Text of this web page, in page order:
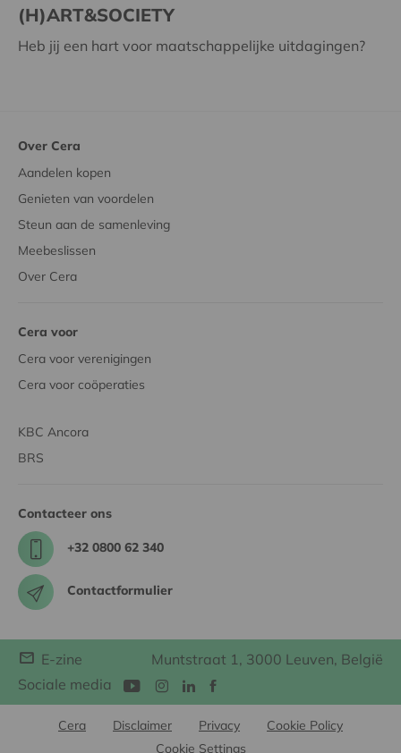
(H)ART&SOCIETY
Heb jij een hart voor maatschappelijke uitdagingen?
Over Cera
Aandelen kopen
Genieten van voordelen
Steun aan de samenleving
Meebeslissen
Over Cera
Cera voor
Cera voor verenigingen
Cera voor coöperaties
KBC Ancora
BRS
Contacteer ons
+32 0800 62 340
Contactformulier
E-zine
Muntstraat 1, 3000 Leuven, België
Sociale media
Cera Disclaimer Privacy
Cookie Policy
Cookie Settings